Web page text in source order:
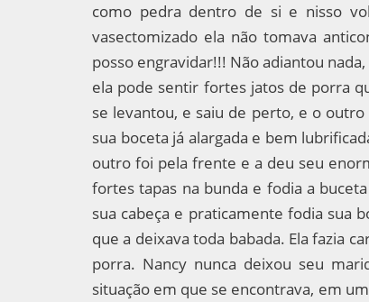
como pedra dentro de si e nisso
vasectomizado ela não tomava
posso engravidar!!! Não adiantou
ela pode sentir fortes jatos de porra
se levantou, e saiu de perto, e o
sua boceta já alargada e bem
outro foi pela frente e a deu seu
fortes tapas na bunda e fodia a
sua cabeça e praticamente fodia sua
que a deixava toda babada. Ela fazia
porra. Nancy nunca deixou seu
situação em que se encontrava, em